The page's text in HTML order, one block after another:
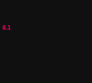
8.1